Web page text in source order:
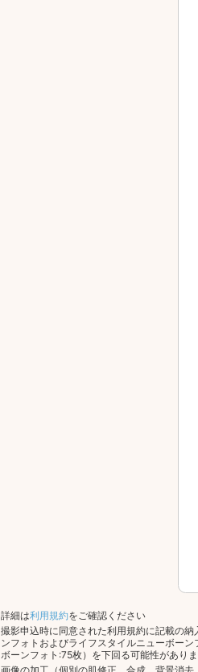
あります
該当する
詳細は利用規約をご確認ください
撮影申込時に同意された利用規約に記載の
ンフォトおよびライフスタイルニューボー
ボーンフォト:75枚）を下回る可能性がありま